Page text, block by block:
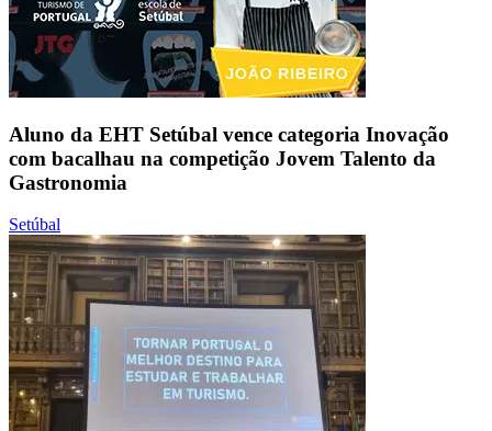
Aluno da EHT Setúbal vence categoria Inovação
com bacalhau na competição Jovem Talento da
Gastronomia
Setúbal